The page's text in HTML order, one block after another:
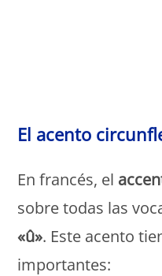
El acento
En francés, el
sobre todas las
«û». Este acento
importantes: